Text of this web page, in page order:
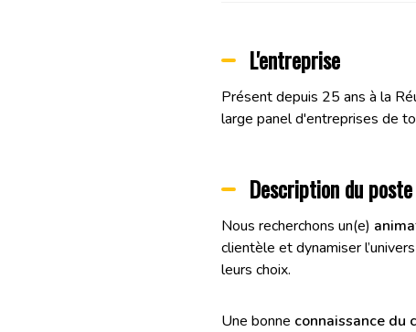
L'entreprise
Présent depuis 25 ans à la
large panel d'entreprises de
Description du poste
Nous recherchons un(e)
clientèle et dynamiser
leurs choix.
Une bonne connaissance du